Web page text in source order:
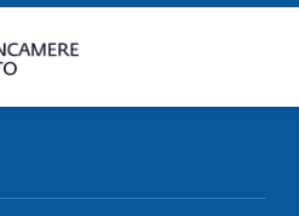
Unioncamere del Veneto